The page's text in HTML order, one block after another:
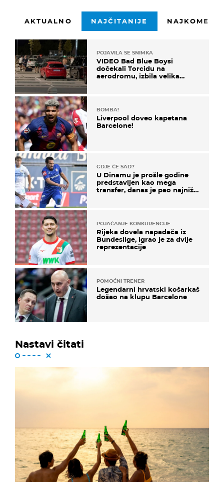
AKTUALNO NAJČITANIJE
POJAVILA SE SNIMKA
VIDEO Bad Blue Boysi
dočekali Torcidu na
aerodromu, izbila velika
BOMBA!
Liverpool doveo kapetana
Barcelone!
GDJE ĆE SAD?
U Dinamu je prošle godine
predstavljen kao mega
transfer, danas je pao najniže
POJAČANJE KONKURENCIJE
Rijeka dovela napadača iz
Bundeslige, igrao je za dvije
reprezentacije
POMOĆNI TRENER
Legendarni hrvatski košarkaš
došao na klupu Barcelone
Nastavi čitati